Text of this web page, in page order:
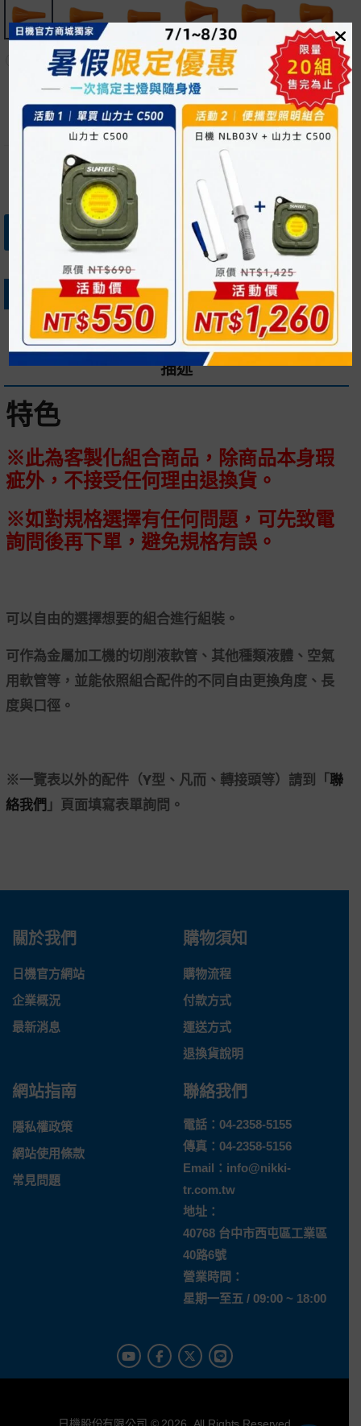
加入購物車 立即購買
加入報價單
描述
特色
※此為客製化組合商品，除商品本身瑕
疵外，不接受任何理由退換貨。
※如對規格選擇有任何問題，可先致電
詢問後再下單，避免規格有誤。
可以自由的選擇想要的組合進行組裝。
可作為金屬加工機的切削液軟管、其他種類液體、空氣
用軟管等，並能依照組合配件的不同自由更換角度、長
度與口徑。
※一覽表以外的配件（Y型、凡而、轉接頭等）請到「聯
絡我們」頁面填寫表單詢問。
關於我們
日機官方網站
企業概況
最新消息
購物須知
購物流程
付款方式
運送方式
退換貨說明
網站指南
隱私權政策
網站使用條款
常見問題
聯絡我們
電話： 04-2358-5155
傳真：04-2358-5156
Email： info@nikki-
tr.com.tw
地址：
40768 台中市西屯區工業區
40路6號
營業時間：
星期一至五 / 09:00 ~ 18:00